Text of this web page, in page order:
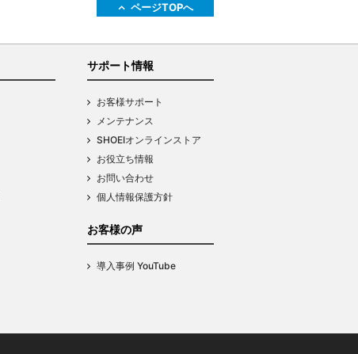
ページTOPへ
サポート情報
お客様サポート
メンテナンス
SHOEIオンラインストア
お役立ち情報
お問い合わせ
個人情報保護方針
お客様の声
導入事例 YouTube